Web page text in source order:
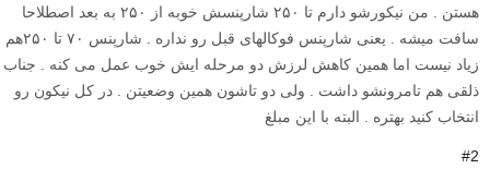
هستن . من نیکورشو دارم تا ۲۵۰ شارپنسش خوبه از ۲۵۰ به بعد اصطلاحا
سافت میشه . یعنی شارپنس فوکالهای قبل رو نداره . شارپنس ۷۰ تا ۲۵۰هم
زیاد نیست اما همین کاهش لرزش دو مرحله ایش خوب عمل می کنه . جناب
ذلقی هم تامرونشو داشت . ولی دو تاشون همین وضعیتن . در کل نیکون رو
انتخاب کنید بهتره . البته با این مبلغ
#2